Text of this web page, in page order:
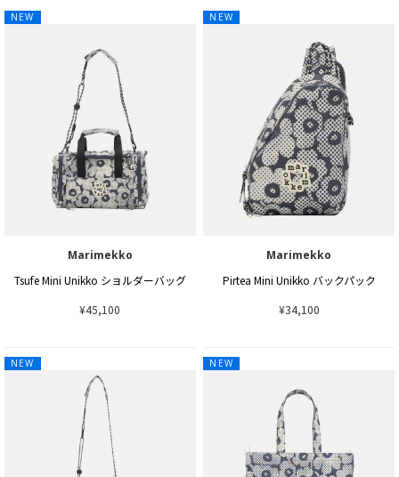
NEW
Marimekko
Tsufe Mini Unikko ショルダーバッグ
¥45,100
NEW
Marimekko
Pirtea Mini Unikko バックパック
¥34,100
NEW NEW